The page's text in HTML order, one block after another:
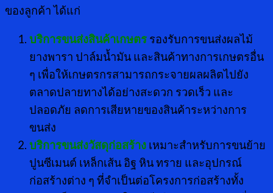
ของลูกค้า ได้แก่
บริการขนส่งสินค้าเกษตร รองรับการขนส่งผลไม้
ยางพารา ปาล์มน้ำมัน และสินค้าทางการเกษตรอื่น
ๆ เพื่อให้เกษตรกรสามารถกระจายผลผลิตไปยัง
ตลาดปลายทางได้อย่างสะดวก รวดเร็ว และ
ปลอดภัย ลดการเสียหายของสินค้าระหว่างการ
ขนส่ง
บริการขนส่งวัสดุก่อสร้าง เหมาะสำหรับการขนย้าย
ปูนซีเมนต์ เหล็กเส้น อิฐ หิน ทราย และอุปกรณ์
ก่อสร้างต่าง ๆ ที่จำเป็นต่อโครงการก่อสร้างทั้ง